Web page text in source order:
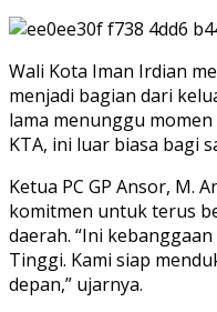
Wali Kota Iman Irdian
menjadi bagian dari
lama menunggu
KTA, ini luar biasa bagi
Ketua PC GP Ansor, M.
komitmen untuk terus
daerah. “Ini
Tinggi. Kami siap
depan,” ujarnya.